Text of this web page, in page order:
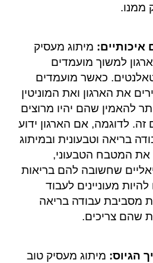
ממנו.
איכותיים: מיתוג מעסיק
למשוך מועמדים
כאשר מועמדים
את הארגון ואת המוניטין
להאמין שהם יהיו מרוצים
לדוגמה, אם הארגון ידוע
בריאה וטבעונית ובמיתוג
את המטבח הטבעוני,
שחשובה להם בריאות
להיות מעוניינים לעבוד
מסביבת עבודה בריאה
שהם צריכים.
הגיוס: מיתוג מעסיק טוב